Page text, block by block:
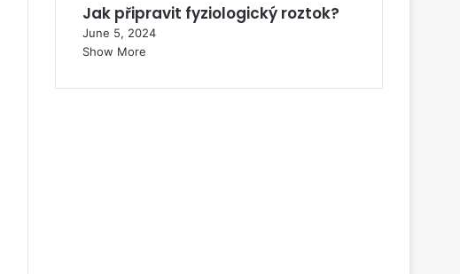
Jak připravit fyziologický roztok?
June 5, 2024
Show More